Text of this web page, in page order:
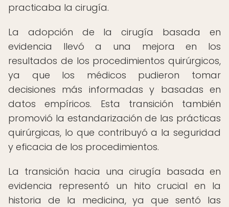
practicaba la cirugía.
La adopción de la cirugía basada en
evidencia llevó a una mejora en los
resultados de los procedimientos quirúrgicos,
ya que los médicos pudieron tomar
decisiones más informadas y basadas en
datos empíricos. Esta transición también
promovió la estandarización de las prácticas
quirúrgicas, lo que contribuyó a la seguridad
y eficacia de los procedimientos.
La transición hacia una cirugía basada en
evidencia representó un hito crucial en la
historia de la medicina, ya que sentó las